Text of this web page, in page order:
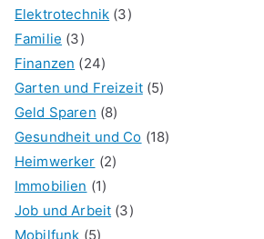
Elektrotechnik (3)
Familie (3)
Finanzen (24)
Garten und Freizeit(5)
Geld Sparen (8)
Gesundheit und Co (18)
Heimwerker (2)
Immobilien (1)
Job und Arbeit (3)
Mobilfunk (5)